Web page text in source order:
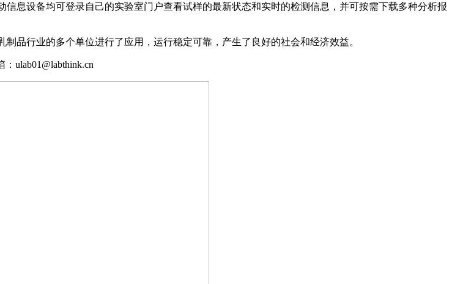
息设备均可登录自己的实验室门户查看试样的最新状态和实时的检测信息，并可按需下载多种分析报
行业的多个单位进行了应用，运行稳定可靠，产生了良好的社会和经济效益。